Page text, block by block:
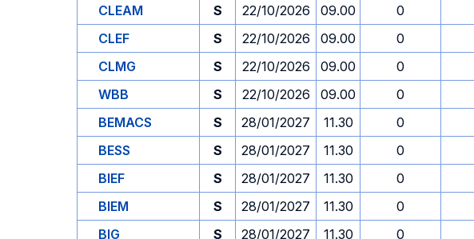
CLEAM
S 22/10/2026 09.00 0
CLEF
S 22/10/2026 09.00 0
CLMG
S 22/10/2026 09.00 0
WBB
S 22/10/2026 09.00 0
BEMACS
S 28/01/2027 11.30 0
BESS
S 28/01/2027 11.30 0
BIEF
S 28/01/2027 11.30 0
BIEM
S 28/01/2027 11.30 0
BIG
S 28/01/2027 11.30 0